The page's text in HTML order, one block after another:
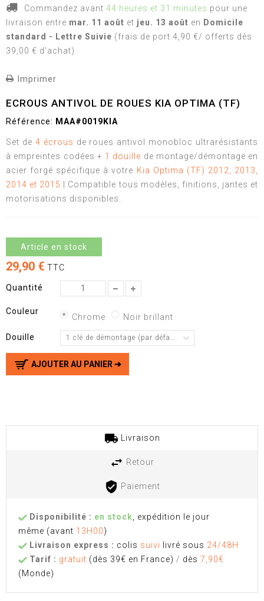
Commandez avant 44 heures et 31 minutes pour une
livraison entre mar. 11 août et jeu. 13 août en Domicile
standard - Lettre Suivie (frais de port 4,90 €/ offerts dès
39,00 € d'achat)
Imprimer
ECROUS ANTIVOL DE ROUES KIA OPTIMA (TF)
Référence: MAA#0019KIA
Set de 4 écrous de roues antivol monobloc ultrarésistants
à empreintes codées + 1 douille de montage/démontage en
acier forgé spécifique à votre Kia Optima (TF) 2012, 2013,
2014 et 2015
| Compatible tous modèles, finitions, jantes et
motorisations disponibles.
Article en stock
29,90 € TTC
Quantité
Couleur
Chrome Noir brillant
Douille 1 clé de démontage (par défaut)
AJOUTER AU PANIER ➔
Livraison
Retour
Paiement
Disponibilité : en stock, expédition le jour
même (avant 13H00)
Livraison express : colis suivi livré sous 24/48H
Tarif : gratuit (dès 39€ en France) / dès 7,90€
(Monde)